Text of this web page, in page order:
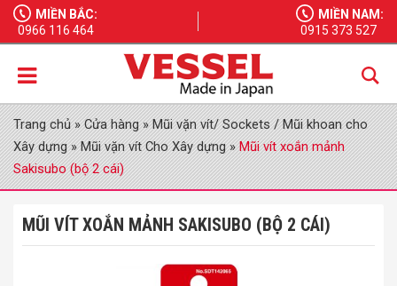
MIỀN BẮC:
0966 116 464
MIỀN NAM:
0915 373 527
Trang chủ»Cửa hàng»Mũi vặn vít/ Sockets / Mũi khoan cho
Xây dựng»Mũi vặn vít Cho Xây dựng»Mũi vít xoắn mảnh
Sakisubo (bộ 2 cái)
MŨI VÍT XOẮN MẢNH SAKISUBO (BỘ 2 CÁI)